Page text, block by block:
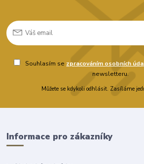
Souhlasím se zpracováním osobních
newsletteru.
Můžete se kdykoli odhlásit. Zasíláme
Informace pro zákazníky